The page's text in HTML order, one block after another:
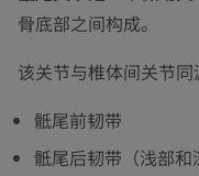
骨底部之间构成。
该关节与椎体间关节同
骶尾前韧带
骶尾后韧带（浅部和